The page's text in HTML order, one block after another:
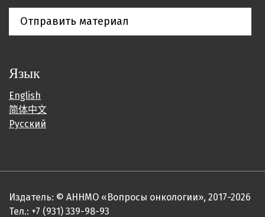
Отправить материал
Язык
English
简体中文
Русский
Издатель: © АННМО «Вопросы онкологии», 2017-2026
Тел.: +7 (931) 339-98-93